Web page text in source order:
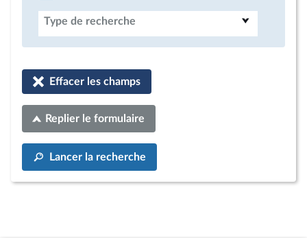
Type de recherche
Effacer les champs
Replier le formulaire
Lancer la recherche